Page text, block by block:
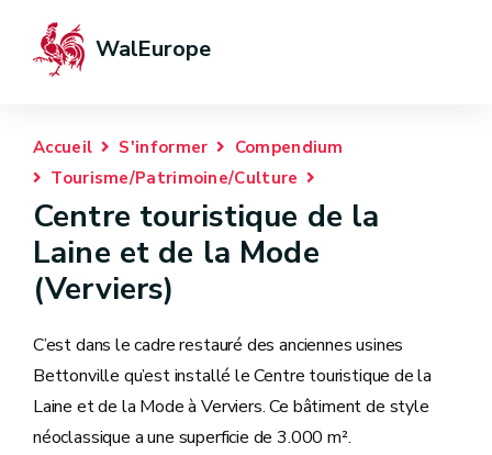
WalEurope
Accueil S'informer
Compendium
Tourisme/Patrimoine/Culture
Centre touristique de la
Laine et de la Mode
(Verviers)
C’est dans le cadre restauré des anciennes usines
Bettonville qu’est installé le Centre touristique de la
Laine et de la Mode à Verviers. Ce bâtiment de style
néoclassique a une superficie de 3.000 m².